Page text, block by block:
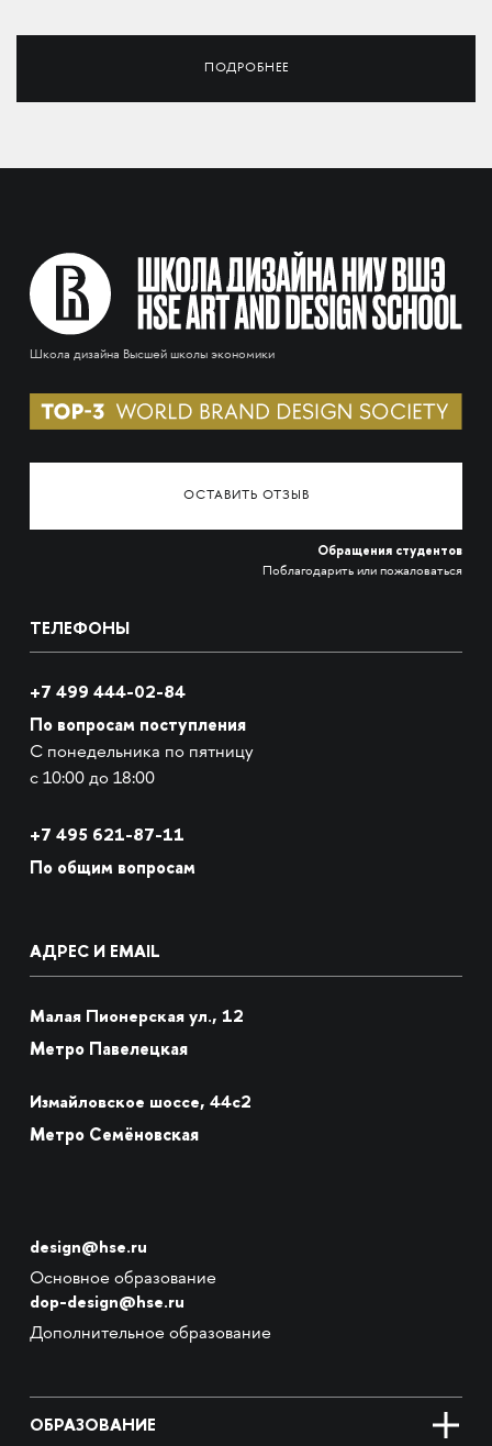
ПОДРОБНЕЕ
Школа дизайна Высшей школы экономики
ОСТАВИТЬ ОТЗЫВ
Обращения студентов
Поблагодарить или пожаловаться
ТЕЛЕФОНЫ
+7 499 444-02-84
По вопросам поступления
С понедельника по пятницу
с 10:00 до 18:00
+7 495 621-87-11
По общим вопросам
АДРЕС И EMAIL
Малая Пионерская ул., 12
Метро Павелецкая
Измайловское шоссе, 44с2
Метро Семёновская
design@hse.ru
Основное образование
dop-design@hse.ru
Дополнительное образование
ОБРАЗОВАНИЕ